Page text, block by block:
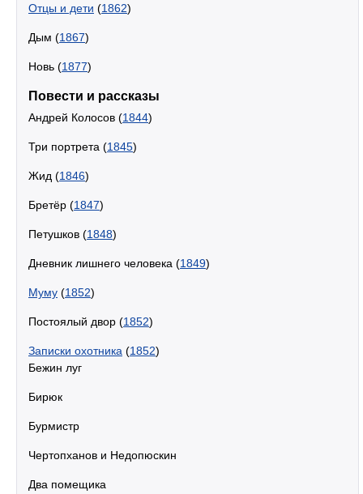
Отцы и дети (1862)
Дым (1867)
Новь (1877)
Повести и рассказы
Андрей Колосов (1844)
Три портрета (1845)
Жид (1846)
Бретёр (1847)
Петушков (1848)
Дневник лишнего человека (1849)
Муму (1852)
Постоялый двор (1852)
Записки охотника (1852)
Бежин луг
Бирюк
Бурмистр
Чертопханов и Недопюскин
Два помещика